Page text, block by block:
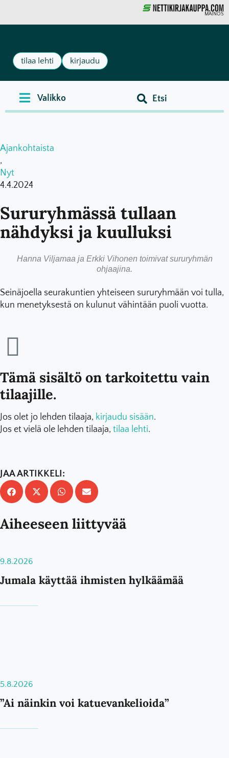
MAINOS
tilaa lehti kirjaudu
Ajankohtaista
,
Nyt
4.4.2024
Sururyhmässä tullaan
nähdyksi ja kuulluksi
Hanna Viljamaa ja Erkki Vihonen toimivat sururyhmän
ohjaajina.
Seinäjoella seurakuntien yhteiseen sururyhmään voi tulla,
kun menetyksestä on kulunut vähintään puoli vuotta.
Tämä sisältö on tarkoitettu vain
tilaajille.
Jos olet jo lehden tilaaja, kirjaudu sisään.
Jos et vielä ole lehden tilaaja, tilaa lehti.
JAA ARTIKKELI:
Aiheeseen liittyvää
9.8.2026
Jumala käyttää ihmisten hylkäämää
5.8.2026
”Ai näinkin voi katuevankelioida”